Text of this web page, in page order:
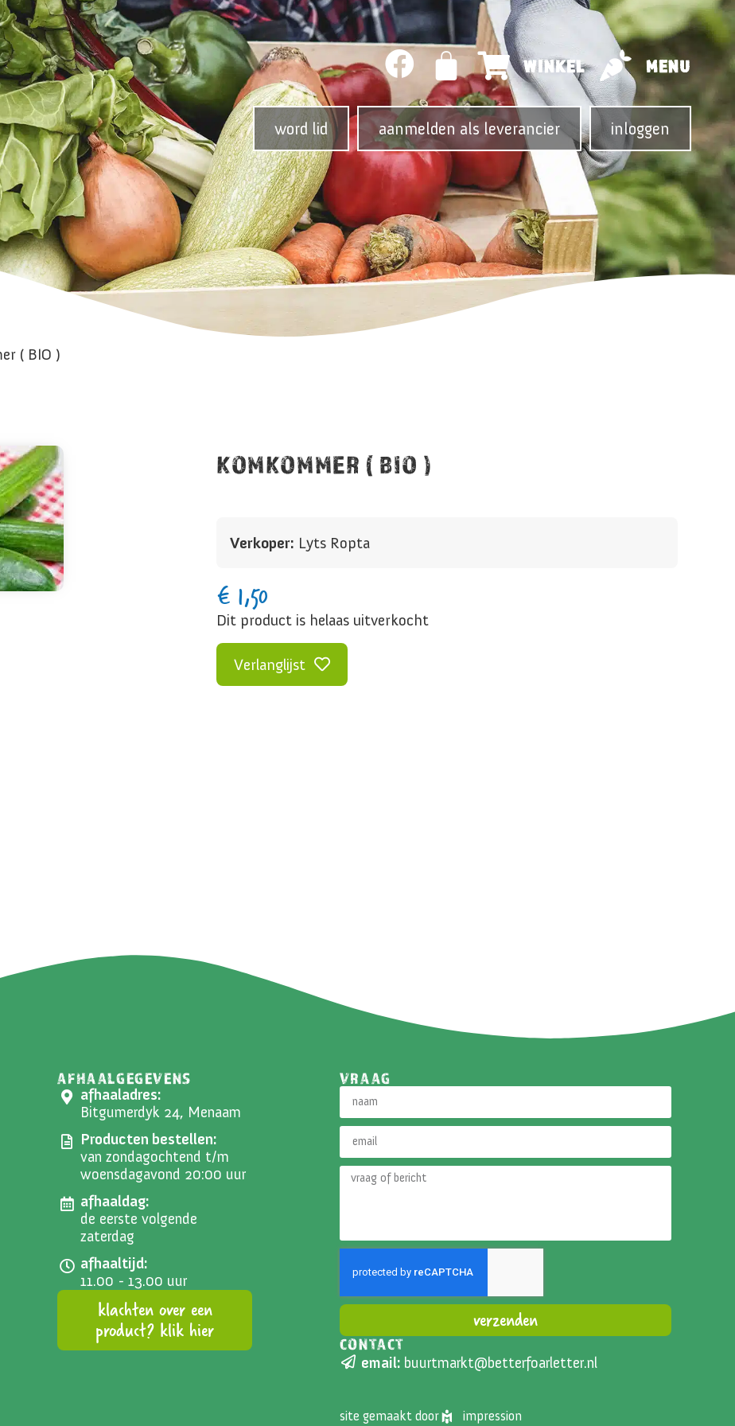
WINKEL MENU
word lid aanmelden als leverancier inloggen
( BIO )
KOMKOMMER ( BIO )
Verkoper: Lyts Ropta
€ 1,50
Dit product is helaas uitverkocht
Verlanglijst
AFHAALGEGEVENS
afhaaladres:
Bitgumerdyk 24, Menaam
Producten bestellen:
van zondagochtend t/m
woensdagavond 20:00 uur
afhaaldag:
de eerste volgende
zaterdag
afhaaltijd:
11.00 - 13.00 uur
klachten over een
product? klik hier
VRAAG
verzenden
Alternative:
CONTACT
email: buurtmarkt@betterfoarletter.nl
site gemaakt door impression